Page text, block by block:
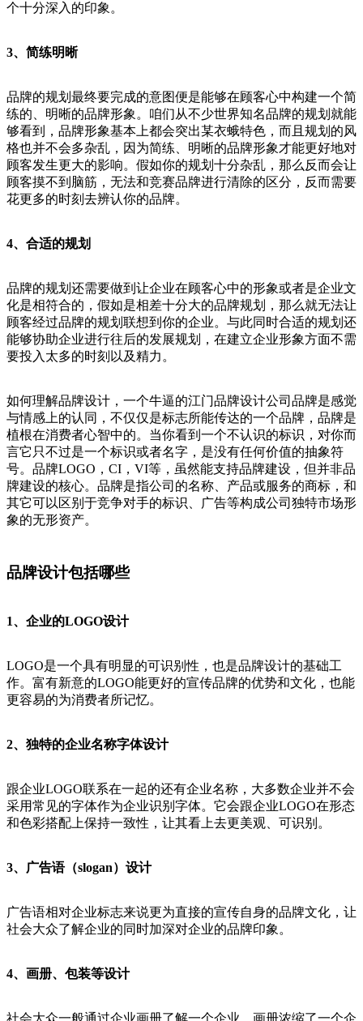
个十分深入的印象。
3、简练明晰
品牌的规划最终要完成的意图便是能够在顾客心中构建一个简
练的、明晰的品牌形象。咱们从不少世界知名品牌的规划就能
够看到，品牌形象基本上都会突出某衣蛾特色，而且规划的风
格也并不会多杂乱，因为简练、明晰的品牌形象才能更好地对
顾客发生更大的影响。假如你的规划十分杂乱，那么反而会让
顾客摸不到脑筋，无法和竞赛品牌进行清除的区分，反而需要
花更多的时刻去辨认你的品牌。
4、合适的规划
品牌的规划还需要做到让企业在顾客心中的形象或者是企业文
化是相符合的，假如是相差十分大的品牌规划，那么就无法让
顾客经过品牌的规划联想到你的企业。与此同时合适的规划还
能够协助企业进行往后的发展规划，在建立企业形象方面不需
要投入太多的时刻以及精力。
如何理解品牌设计，一个牛逼的江门品牌设计公司品牌是感觉
与情感上的认同，不仅仅是标志所能传达的一个品牌，品牌是
植根在消费者心智中的。当你看到一个不认识的标识，对你而
言它只不过是一个标识或者名字，是没有任何价值的抽象符
号。品牌LOGO，CI，VI等，虽然能支持品牌建设，但并非品
牌建设的核心。品牌是指公司的名称、产品或服务的商标，和
其它可以区别于竞争对手的标识、广告等构成公司独特市场形
象的无形资产。
品牌设计包括哪些
1、企业的LOGO设计
LOGO是一个具有明显的可识别性，也是品牌设计的基础工
作。富有新意的LOGO能更好的宣传品牌的优势和文化，也能
更容易的为消费者所记忆。
2、独特的企业名称字体设计
跟企业LOGO联系在一起的还有企业名称，大多数企业并不会
采用常见的字体作为企业识别字体。它会跟企业LOGO在形态
和色彩搭配上保持一致性，让其看上去更美观、可识别。
3、广告语（slogan）设计
广告语相对企业标志来说更为直接的宣传自身的品牌文化，让
社会大众了解企业的同时加深对企业的品牌印象。
4、画册、包装等设计
社会大众一般通过企业画册了解一个企业，画册浓缩了一个企